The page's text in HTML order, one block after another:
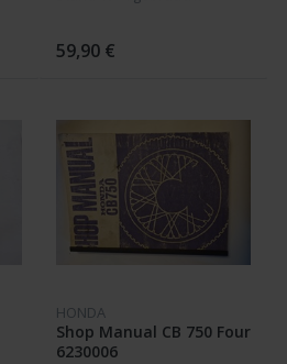
59,90 €
HONDA
Shop Manual CB 750 Four
6230006